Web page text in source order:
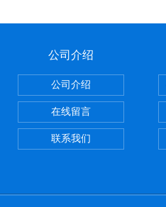
公司介绍
公司介绍
在线留言
联系我们